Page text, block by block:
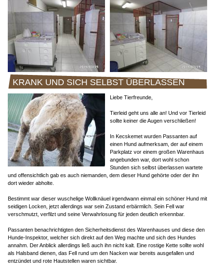
KRANK UND SICH SELBST ÜBERLASSEN
Liebe Tierfreunde,
Tierleid geht uns alle an! Und vor Tierleid
sollte keiner die Augen verschließen!
In Kecskemet wurden Passanten auf
einen Hund aufmerksam, der auf einem
Parkplatz vor einem großen Warenhaus
angebunden war, dort wohl schon
Stunden sich selbst überlassen wartete
und offensichtlich gab es auch niemanden, dem dieser Hund gehörte oder der ihn
dort wieder abholte.
Bestimmt war dieser wuschelige Wollknäuel irgendwann einmal ein schöner Hund mit
seidigen Locken, jetzt allerdings war sein Zustand erbärmlich. Sein Fell war
verschmutzt, verfilzt und seine Verwahrlosung für jeden deutlich erkennbar.
Passanten benachrichtigten den Sicherheitsdienst des Warenhauses und diese den
Hunde-Inspektor, welcher sich direkt auf den Weg machte und sich des Hundes
annahm. Der Anblick allerdings ließ auch ihn nicht kalt. Eine rostige Kette sollte wohl
als Halsband dienen, das Fell rund um den Nacken war bereits ausgefallen und
entzündet und rote Hautstellen waren sichtbar.